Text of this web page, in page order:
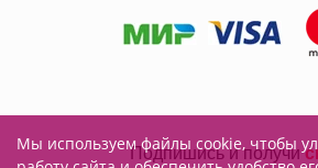
Подписывайтесь на
Мы используем файлы cookie, чтобы